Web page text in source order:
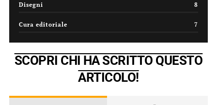
Disegni 8
Cura editoriale 7
SCOPRI CHI HA SCRITTO QUESTO
ARTICOLO!